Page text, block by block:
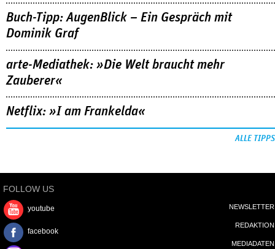
Buch-Tipp: AugenBlick – Ein Gespräch mit
Dominik Graf
arte-Mediathek: »Die Welt braucht mehr
Zauberer«
Netflix: »I am Frankelda«
ALLE TIPPS
FOLLOW US
youtube
facebook
NEWSLETTER
REDAKTION
MEDIADATEN